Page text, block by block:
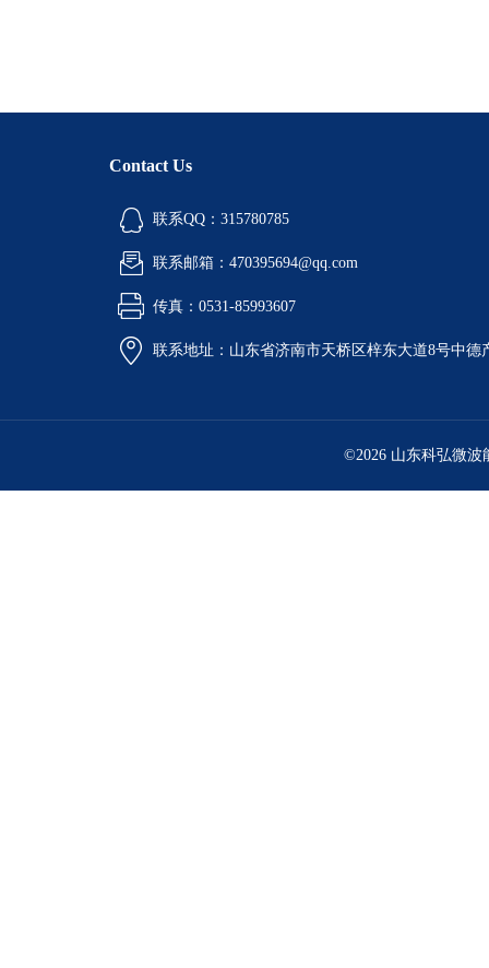
Contact Us
联系QQ：315780785
联系邮箱：470395694@qq.com
传真：0531-85993607
联系地址：山东省济南市天桥区梓东大道8号中德
©2026 山东科弘微